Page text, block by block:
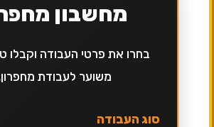
מחשבון
בחרו את פרטי העבודה וקבלו
משוער לעבודת
סוג העבודה